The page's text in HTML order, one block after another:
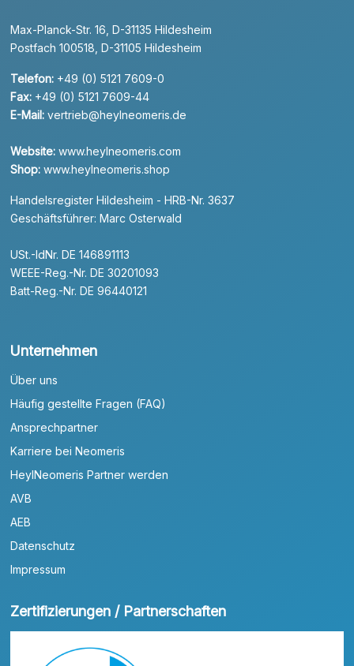
Max-Planck-Str. 16, D-31135 Hildesheim
Postfach 100518, D-31105 Hildesheim
Telefon: +49 (0) 5121 7609-0
Fax: +49 (0) 5121 7609-44
E-Mail: vertrieb@heylneomeris.de
Website: www.heylneomeris.com
Shop: www.heylneomeris.shop
Handelsregister Hildesheim - HRB-Nr. 3637
Geschäftsführer: Marc Osterwald
USt.-IdNr. DE 146891113
WEEE-Reg.-Nr. DE 30201093
Batt-Reg.-Nr. DE 96440121
Unternehmen
Über uns
Häufig gestellte Fragen (FAQ)
Ansprechpartner
Karriere bei Neomeris
HeylNeomeris Partner werden
AVB
AEB
Datenschutz
Impressum
Zertifizierungen / Partnerschaften